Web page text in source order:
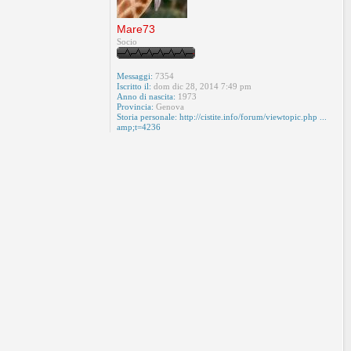
Mare73
Socio
Messaggi: 7354
Iscritto il: dom dic 28, 2014 7:49 pm
Anno di nascita: 1973
Provincia: Genova
Storia personale: http://cistite.info/forum/viewtopic.php ...
amp;t=4236